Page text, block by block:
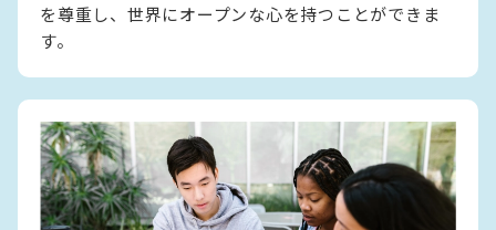
を尊重し、世界にオープンな心を持つことができま
す。